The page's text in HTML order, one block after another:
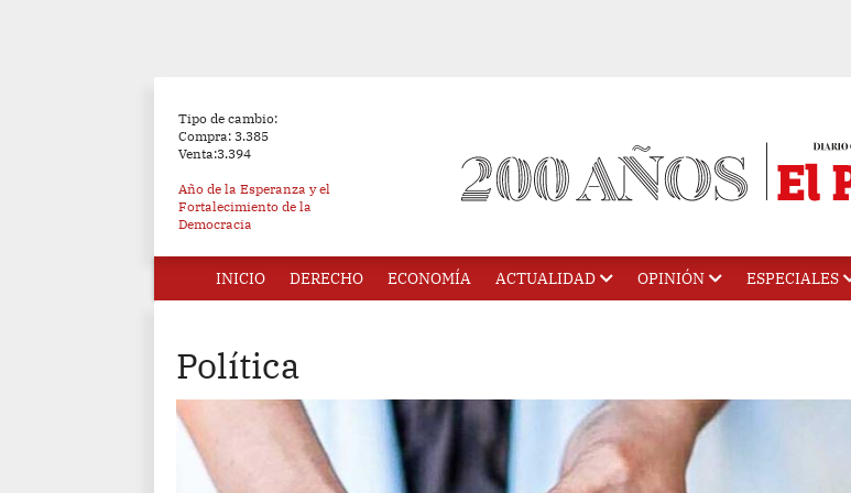
Tipo de cambio:
Compra: 3.385
Venta:3.394
Año de la Esperanza y el
Fortalecimiento de la
Democracia
INICIO DERECHO ECONOMÍA ACTUALIDAD OPINIÓN ESPECIALES
Política